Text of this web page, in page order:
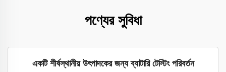
পণ্যের সুবিধা
একটি শীর্ষস্থানীয় উৎপাদকের জন্য ব্যাটারি টেস্টিং পরিবর্তন